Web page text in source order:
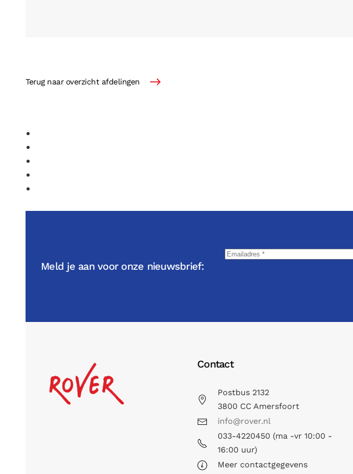
Terug naar overzicht afdelingen
Meld je aan voor onze nieuwsbrief:
Contact
Postbus 2132
3800 CC Amersfoort
info@rover.nl
033-4220450 (ma -vr 10:00 -
16:00 uur)
Meer contactgegevens